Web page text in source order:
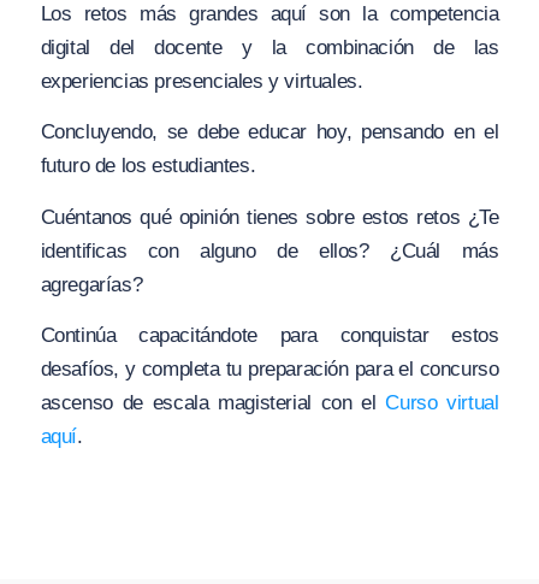
Los retos más grandes aquí son la competencia
digital del docente y la combinación de las
experiencias presenciales y virtuales.
Concluyendo, se debe educar hoy, pensando en el
futuro de los estudiantes.
Cuéntanos qué opinión tienes sobre estos retos ¿Te
identificas con alguno de ellos? ¿Cuál más
agregarías?
Continúa capacitándote para conquistar estos
desafíos, y completa tu preparación para el concurso
ascenso de escala magisterial con elCurso virtual
aquí.